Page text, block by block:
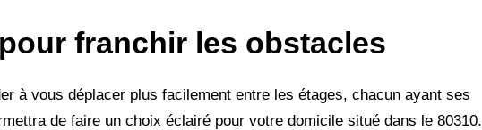
franchir les obstacles
à vous déplacer plus facilement entre les étages, chacun ayant ses
de faire un choix éclairé pour votre domicile situé dans le 80310.